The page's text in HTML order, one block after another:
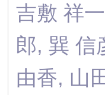
吉敷 祥
郎, 巽 信
由香, 山